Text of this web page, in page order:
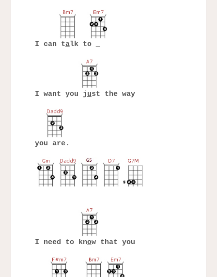
I can talk to
I want you just the way
you are.
I need to know that you